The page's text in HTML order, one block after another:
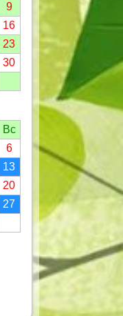
9
16
23
30
Вс
6
13
20
27